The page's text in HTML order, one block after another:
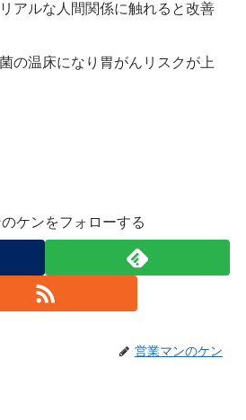
アルな人間関係に触れると改善
の温床になり胃がんリスクが上
ケンをフォローする
営業マンのケン